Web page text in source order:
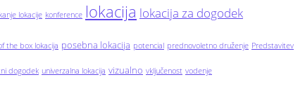
lokacije konference lokacija lokacija za dogodek
the box lokacija posebna lokacija potencial prednovoletno druženje Predstavitev
dogodek univerzalna lokacija vizualno vključenost vodenje